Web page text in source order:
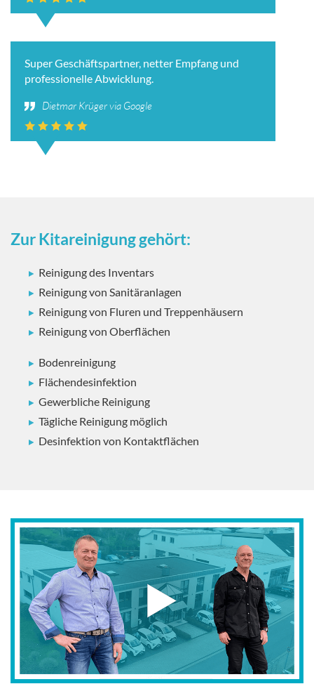
Super Geschäftspartner, netter Empfang und
professionelle Abwicklung.
Dietmar Krüger via Google
Zur Kitareinigung gehört:
Reinigung des Inventars
Reinigung von Sanitäranlagen
Reinigung von Fluren und Treppenhäusern
Reinigung von Oberflächen
Bodenreinigung
Flächendesinfektion
Gewerbliche Reinigung
Tägliche Reinigung möglich
Desinfektion von Kontaktflächen